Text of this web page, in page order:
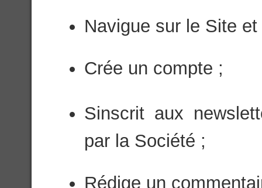
Navigue sur le Site
Crée un compte ;
Sinscrit aux
par la Société ;
Rédige un